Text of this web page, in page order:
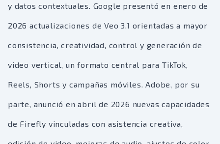
y datos contextuales. Google presentó en enero de
2026 actualizaciones de Veo 3.1 orientadas a mayor
consistencia, creatividad, control y generación de
video vertical, un formato central para TikTok,
Reels, Shorts y campañas móviles. Adobe, por su
parte, anunció en abril de 2026 nuevas capacidades
de Firefly vinculadas con asistencia creativa,